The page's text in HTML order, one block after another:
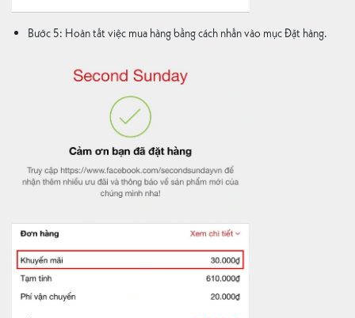
Bước 5: Hoàn tất việc mua hàng bằng cách nhấn vào mục Đặt hàng.